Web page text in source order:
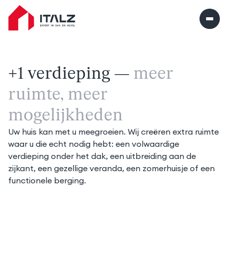
Italz home
Uw huis kan met u meegroeien. Wij creëren extra ruimte
waar u die echt nodig hebt: een volwaardige
verdieping onder het dak, een uitbreiding aan de
zijkant, een gezellige veranda, een zomerhuisje of een
functionele berging.
+1 verdieping — meer
ruimte, meer
mogelijkheden